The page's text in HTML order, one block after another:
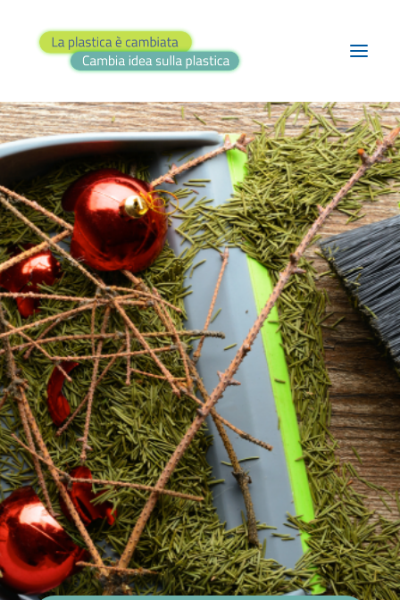
BLOG
PROGETTI
TEATRO
RASSEGNA STAMPA
FAI IL QUIZ!
CONTATTI
RICERCA